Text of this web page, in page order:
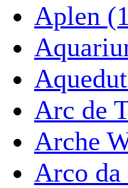
Aplen
Arc de
Arche
Arco da